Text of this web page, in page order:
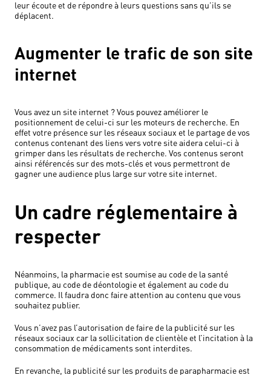
leur écoute et de répondre à leurs questions sans qu’ils se
déplacent.
Augmenter le trafic de son site
internet
Vous avez un site internet ? Vous pouvez améliorer le
positionnement de celui-ci sur les moteurs de recherche. En
effet votre présence sur les réseaux sociaux et le partage de vos
contenus contenant des liens vers votre site aidera celui-ci à
grimper dans les résultats de recherche. Vos contenus seront
ainsi référencés sur des mots-clés et vous permettront de
gagner une audience plus large sur votre site internet.
Un cadre réglementaire à
respecter
Néanmoins, la pharmacie est soumise au code de la santé
publique, au code de déontologie et également au code du
commerce. Il faudra donc faire attention au contenu que vous
souhaitez publier.
Vous n’avez pas l’autorisation de faire de la publicité sur les
réseaux sociaux car la sollicitation de clientèle et l’incitation à la
consommation de médicaments sont interdites.
En revanche, la publicité sur les produits de parapharmacie est